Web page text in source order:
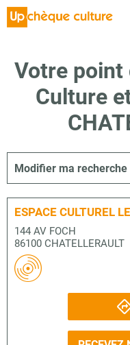
Votre point
Culture
Modifier ma recherche
ESPACE CULTUREL
144 AV FOCH
86100 CHATELLERAULT